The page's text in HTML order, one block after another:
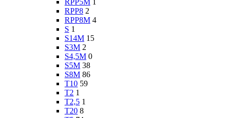
RPP5M 1
RPP8 2
RPP8M 4
S 1
S14M 15
S3M 2
S4,5M 0
S5M 38
S8M 86
T10 59
T2 1
T2,5 1
T20 8